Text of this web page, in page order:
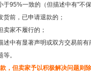
于95%一致的（但描述中有"不
前，已申请退款的；
家不履行的；
述中有显著声明或双方交易前有
。
，但卖家予以积极解决问题则